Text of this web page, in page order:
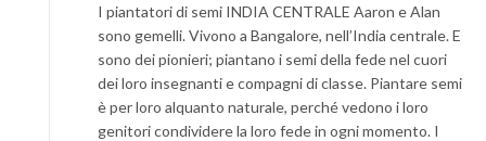
I piantatori di semi INDIA CENTRALE Aaron e Alan
sono gemelli. Vivono a Bangalore, nell’India centrale. E
sono dei pionieri; piantano i semi della fede nel cuori
dei loro insegnanti e compagni di classe. Piantare semi
è per loro alquanto naturale, perché vedono i loro
genitori condividere la loro fede in ogni momento. I